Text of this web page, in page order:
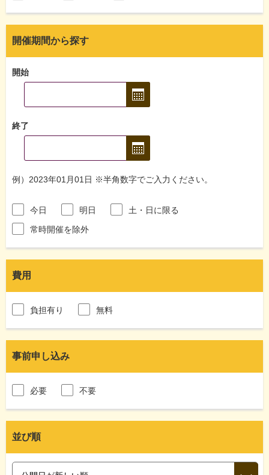
開催期間から探す
開始
終了
例）2023年01月01日 ※半角数字でご入力ください。
今日 明日
土・日に限る
常時開催を除外
費用
負担有り 無料
事前申し込み
必要 不要
並び順